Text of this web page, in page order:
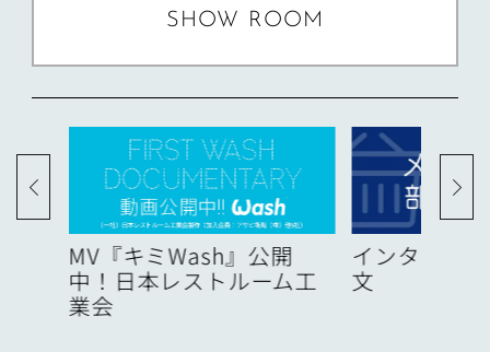
SHOW ROOM
MV『キミWash』公開
中！日本レストルーム工
業会
インターネ
文